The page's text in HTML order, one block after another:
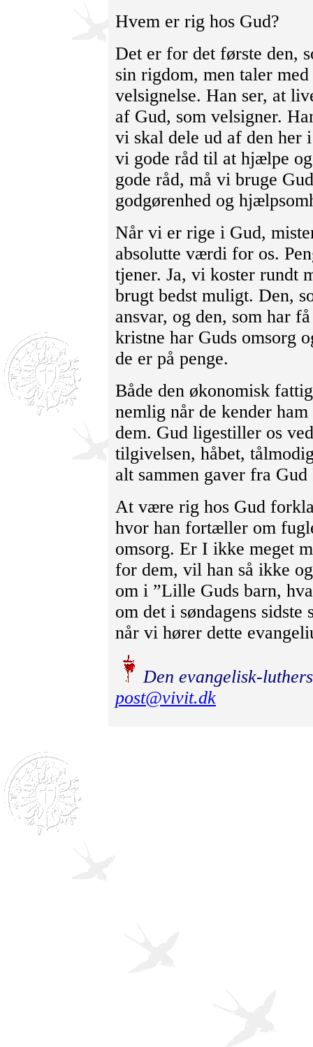
Hvem er rig hos Gud?
Det er for det første den,
sin rigdom, men taler
velsignelse. Han ser, at
af Gud, som velsigner.
vi skal dele ud af den
vi gode råd til at hjælpe
gode råd, må vi bruge
godgørenhed og
Når vi er rige i Gud,
absolutte værdi for os.
tjener. Ja, vi koster rundt
brugt bedst muligt. Den,
ansvar, og den, som har
kristne har Guds omsorg
de er på penge.
Både den økonomisk
nemlig når de kender
dem. Gud ligestiller os
tilgivelsen, håbet,
alt sammen gaver fra
At være rig hos Gud
hvor han fortæller om
omsorg. Er I ikke meget
for dem, vil han så ikke
om i ”Lille Guds barn,
om det i søndagens
når vi hører dette
Den evangelisk-
post@vivit.dk